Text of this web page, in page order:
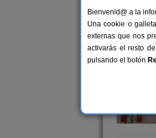
28 €
Bienvenid@ a la
Una cookie o
externas que nos
activarás el resto
pulsando el botón